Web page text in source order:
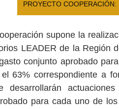
PROYECTO
LEADER de la Región
63% correspondiente a
desarrollarán
para cada uno de